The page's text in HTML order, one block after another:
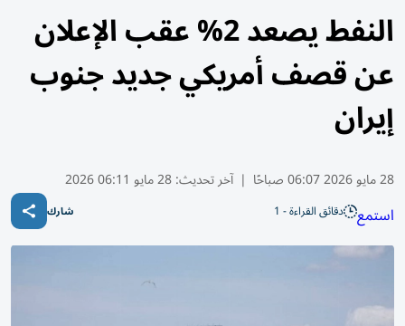
النفط يصعد 2% عقب الإعلان
عن قصف أمريكي جديد جنوب
إيران
28 مايو 2026 06:07 صباحًا | آخر تحديث:28 مايو 06:11 2026
استمع دقائق القراءة - 1 شارك